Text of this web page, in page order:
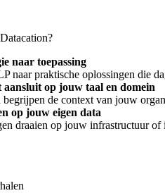
naar toepassing
naar praktische oplossingen die
op jouw taal en domein
begrijpen de context van jouw
op jouw eigen data
draaien op jouw infrastructuur